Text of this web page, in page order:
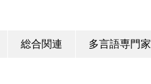
総合関連 多言語専門家